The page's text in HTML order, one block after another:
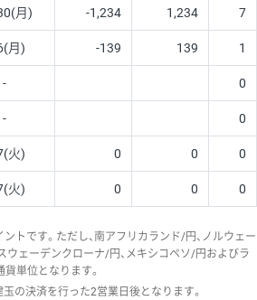
月) -1,234 1,234 7
月) -139 139 1
- 0
- 0
火) 0 0 0
火) 0 0 0
トです。ただし、南アフリカランド/円、ノルウェー
ウェーデンクローナ/円、メキシコペソ/円およびラ
単位となります。
の決済を行った2営業日後となります。